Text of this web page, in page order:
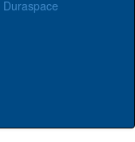
Duraspace